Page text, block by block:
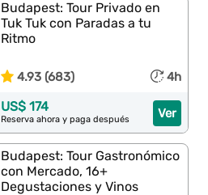
Budapest: Tour Privado en
Tuk Tuk con Paradas a tu
Ritmo
4.93 (683) 4h
Ver
US$ 174
Reserva ahora y paga después
Budapest: Tour Gastronómico
con Mercado, 16+
Degustaciones y Vinos